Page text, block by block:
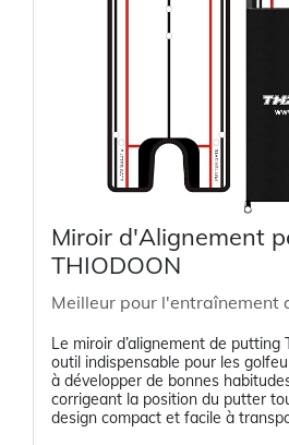
Miroir d'Alignement
THIODOON
Meilleur pour l'entraînement
Le miroir d’alignement de putting
outil indispensable pour les
à développer de bonnes
corrigeant la position du putter
design compact et facile à